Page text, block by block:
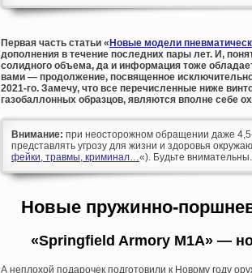
Первая часть статьи « Новые модели
дополнения в течение последних пары лет. И,
солидного объема, да и информация тоже
вами — продолжение, посвященное
2021-го. Замечу, что все перечисленные ниже
газобаллонных образцов, являются вполне себе
Внимание: при неосторожном обращении даже
представлять угрозу для жизни и здоровья
фейки, травмы, криминал…«). Будьте внимательны.
Новые пружинно-
«Springfield Armory M1A» —
А неплохой подарочек подготовили к Новому году